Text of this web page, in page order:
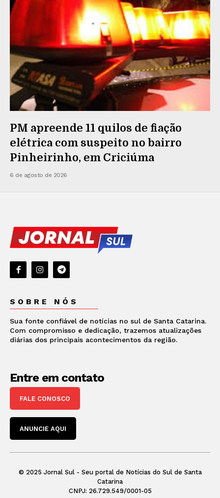
PM apreende 11 quilos de fiação
elétrica com suspeito no bairro
Pinheirinho, em Criciúma
6 de agosto de 2026
SOBRE NÓS
Sua fonte confiável de notícias no sul de Santa Catarina.
Com compromisso e dedicação, trazemos atualizações
diárias dos principais acontecimentos da região.
Entre em contato
FALE CONOSCO
ANUNCIE AQUI
© 2025 Jornal Sul - Seu portal de Notícias do Sul de Santa
Catarina
CNPJ: 26.729.549/0001-05